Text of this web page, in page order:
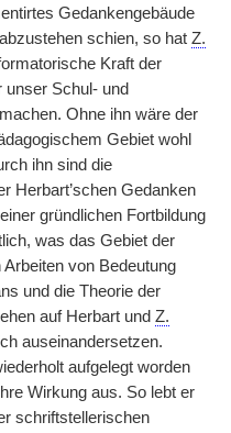
Gedankengebäude
schien, so hat Z.
Kraft der
unser Schul- und
Ohne ihn wäre der
Gebiet wohl
ihn sind die
Herbart’schen Gedanken
gründlichen Fortbildung
was das Gebiet der
von Bedeutung
und die Theorie der
auf Herbart und Z.
auseinandersetzen.
aufgelegt worden
Wirkung aus. So lebt er
schriftstellerischen